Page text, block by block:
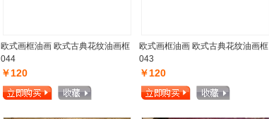
欧式画框油画 欧式古典花纹油画框
044
￥120
欧式画框油画 欧式古典花纹油画框
043
￥120